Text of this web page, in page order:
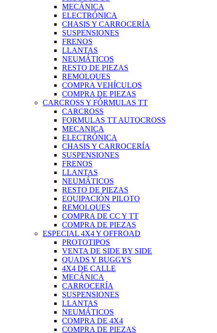
MECÁNICA
ELECTRÓNICA
CHASIS Y CARROCERÍA
SUSPENSIONES
FRENOS
LLANTAS
NEUMÁTICOS
RESTO DE PIEZAS
REMOLQUES
COMPRA VEHÍCULOS
COMPRA DE PIEZAS
CARCROSS Y FÓRMULAS TT
CARCROSS
FORMULAS TT AUTOCROSS
MECANICA
ELECTRÓNICA
CHASIS Y CARROCERÍA
SUSPENSIONES
FRENOS
LLANTAS
NEUMÁTICOS
RESTO DE PIEZAS
EQUIPACIÓN PILOTO
REMOLQUES
COMPRA DE CC Y TT
COMPRA DE PIEZAS
ESPECIAL 4X4 Y OFFROAD
PROTOTIPOS
VENTA DE SIDE BY SIDE
QUADS Y BUGGYS
4X4 DE CALLE
MECÁNICA
CARROCERÍA
SUSPENSIONES
LLANTAS
NEUMÁTICOS
COMPRA DE 4X4
COMPRA DE PIEZAS